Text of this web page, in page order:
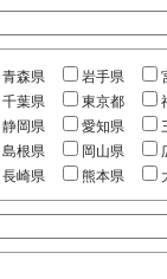
青森県 岩手県
千葉県 東京都
静岡県 愛知県
島根県 岡山県
長崎県 熊本県